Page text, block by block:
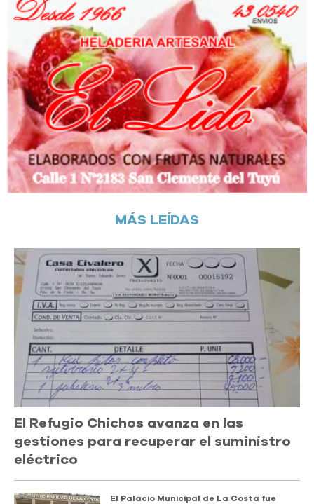
MÁS LEÍDAS
El Refugio Chichos avanza en las
gestiones para recuperar el suministro
eléctrico
El Palacio Municipal de La Costa fue